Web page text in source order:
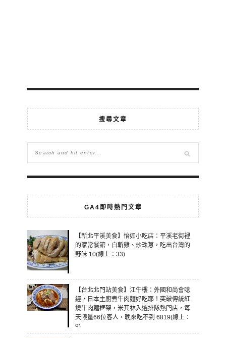
搜尋文章
GA4即時熱門文章
【新北平溪美食】怡如小吃店：平溪老街裡
的家常餐館，白斬雞、炒珠蔥，吃出台灣的
野味 10(線上：33)
【台北北門站美食】江牛樓：外國和尚會唸
經，日本主廚煮牛肉麵好吃耶！突破傳統紅
燒牛肉麵框架，米其林入選排隊熱門店，每
天限量66位客人，晚來吃不到 6819(線上：
9)